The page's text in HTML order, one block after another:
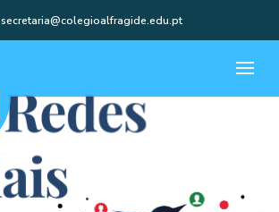
secretaria@colegioalfragide.edu.pt